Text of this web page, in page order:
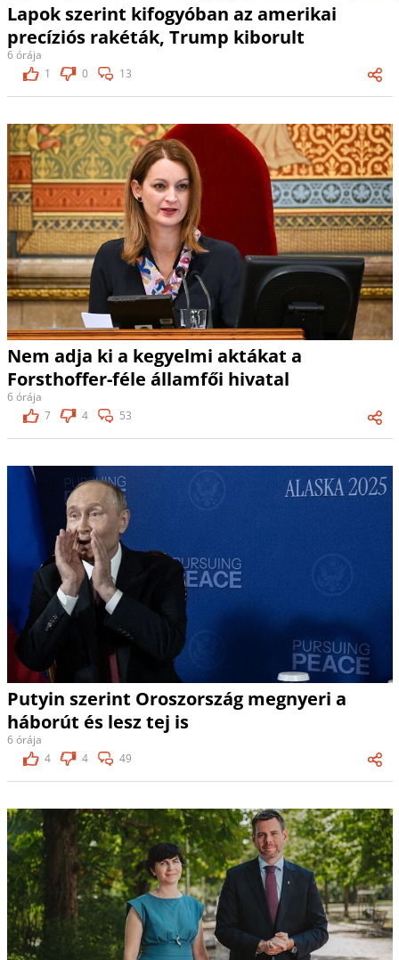
Lapok szerint kifogyóban az amerikai
precíziós rakéták, Trump kiborult
6 órája
1
0 13
Nem adja ki a kegyelmi aktákat a
Forsthoffer-féle államfői hivatal
6 órája
7
4 53
Putyin szerint Oroszország megnyeri a
háborút és lesz tej is
6 órája
4
4 49